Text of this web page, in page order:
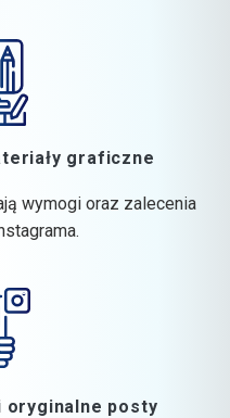
graficzne
wymogi oraz zalecenia
oryginalne posty